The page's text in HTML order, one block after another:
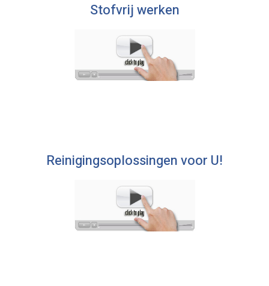
Stofvrij werken
Reinigingsoplossingen voor U!